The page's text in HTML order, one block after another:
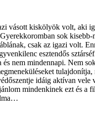
vásott kiskölyök volt, aki
sok kisebb-
csak az igazi volt.
esztendős
nem mindennapi. Nem
tulajdonítja,
idáig aktívan vele
mindenkinek ezt és a